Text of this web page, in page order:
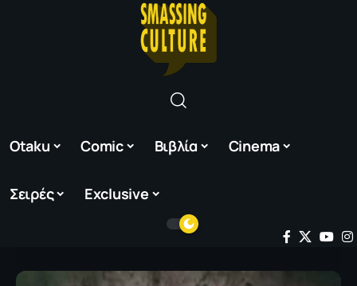
Otaku Comic Βιβλία Cinema
Σειρές Exclusive